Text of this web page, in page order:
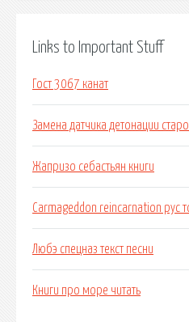
Links to Important Stuff
Гост 3067 канат
Замена датчика детонации
Жапризо себастьян книги
Carmageddon reincarnation рус
Любэ спецназ текст песни
Книги про море читать